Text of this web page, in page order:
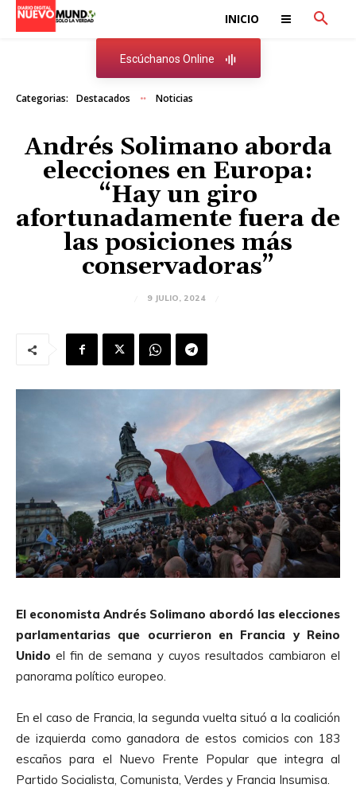
INICIO
Escúchanos Online
Categorias: Destacados Noticias
Andrés Solimano aborda
elecciones en Europa:
“Hay un giro
afortunadamente fuera de
las posiciones más
conservadoras”
9 JULIO, 2024
El economista Andrés Solimano abordó las elecciones
parlamentarias que ocurrieron en Francia y Reino
Unido el fin de semana y cuyos resultados cambiaron el
panorama político europeo.
En el caso de Francia, la segunda vuelta situó a la coalición
de izquierda como ganadora de estos comicios con 183
escaños para el Nuevo Frente Popular que integra al
Partido Socialista, Comunista, Verdes y Francia Insumisa.